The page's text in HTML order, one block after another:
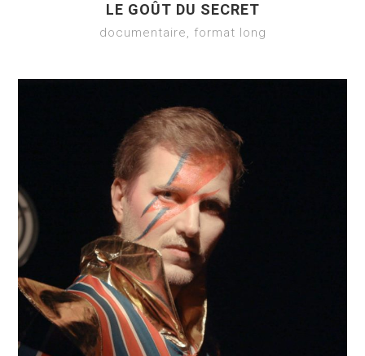
LE GOÛT DU SECRET
documentaire, format long